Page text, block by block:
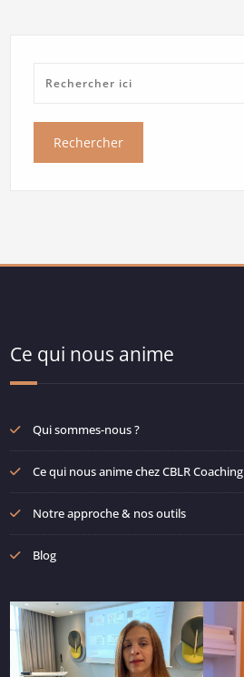
Ce qui nous anime
Qui sommes-nous ?
Ce qui nous anime chez CBLR Coaching
Notre approche & nos outils
Blog